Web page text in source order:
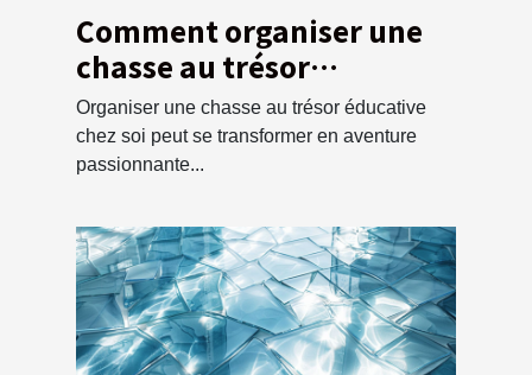
Comment organiser une
chasse au trésor
éducative pour enfants à
la maison
Organiser une chasse au trésor éducative
chez soi peut se transformer en aventure
passionnante...